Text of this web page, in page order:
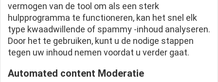
vermogen van de tool om als een sterk
hulpprogramma te functioneren, kan het snel elk
type kwaadwillende of spammy -inhoud analyseren.
Door het te gebruiken, kunt u de nodige stappen
tegen uw inhoud nemen voordat u verder gaat.
Automated content Moderatie